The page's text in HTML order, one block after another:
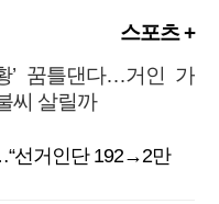
스포츠 +
’ 꿈틀댄다…거인 가
씨 살릴까
선거인단 192→2만